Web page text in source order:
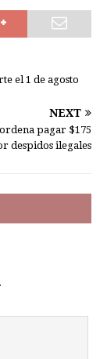
el 1 de agosto
NEXT
pagar $175
despidos ilegales